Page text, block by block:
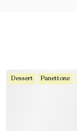
Dessert Panettone